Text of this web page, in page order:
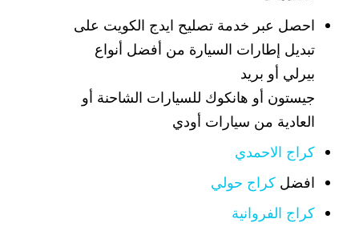
احصل عبر خدمة تصليح ايدج الكويت على
تبديل إطارات السيارة من أفضل أنواع
بيرلي أو بريد
جيستون أو هانكوك للسيارات الشاحنة أو
العادية من سيارات أودي
كراج الاحمدي
افضل كراج حولي
كراج الفروانية